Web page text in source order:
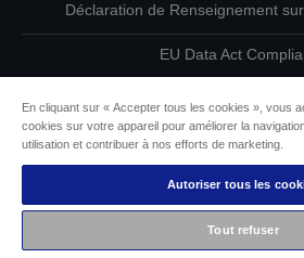
Déclaration de Renseignement
EU Data Act
Informations sur les
L’engagement d’Epson pour
Copyright © 2026
En cliquant sur « Accepter tous les cookies », vous
cookies sur votre appareil pour améliorer la
utilisation et contribuer à nos efforts de marketing.
Autoriser tous les
Tout refuser